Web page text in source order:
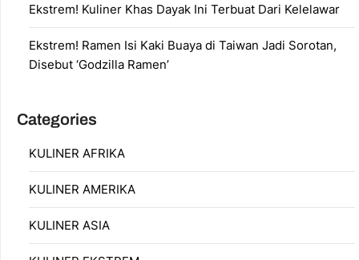
Ekstrem! Kuliner Khas Dayak Ini Terbuat Dari Kelelawar
Ekstrem! Ramen Isi Kaki Buaya di Taiwan Jadi Sorotan,
Disebut ‘Godzilla Ramen’
Categories
KULINER AFRIKA
KULINER AMERIKA
KULINER ASIA